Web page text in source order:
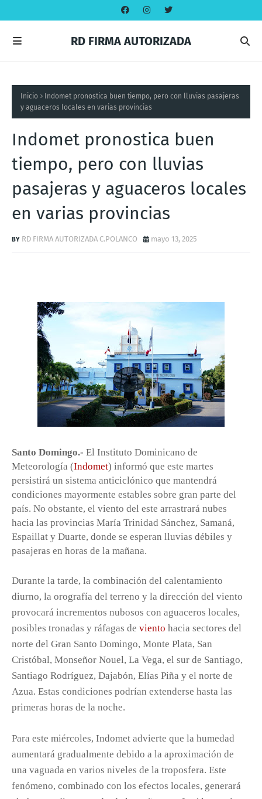
RD FIRMA AUTORIZADA
Inicio
Indomet pronostica buen tiempo, pero con lluvias pasajeras
y aguaceros locales en varias provincias
Indomet pronostica buen
tiempo, pero con lluvias
pasajeras y aguaceros locales
en varias provincias
RD FIRMA AUTORIZADA C.POLANCO mayo 13, 2025
Santo Domingo.- El Instituto Dominicano de
Meteorología (Indomet) informó que este martes
persistirá un sistema anticiclónico que mantendrá
condiciones mayormente estables sobre gran parte del
país. No obstante, el viento del este arrastrará nubes
hacia las provincias María Trinidad Sánchez, Samaná,
Espaillat y Duarte, donde se esperan lluvias débiles y
pasajeras en horas de la mañana.
Durante la tarde, la combinación del calentamiento
diurno, la orografía del terreno y la dirección del viento
provocará incrementos nubosos con aguaceros locales,
posibles tronadas y ráfagas de viento hacia sectores del
norte del Gran Santo Domingo, Monte Plata, San
Cristóbal, Monseñor Nouel, La Vega, el sur de Santiago,
Santiago Rodríguez, Dajabón, Elías Piña y el norte de
Azua. Estas condiciones podrían extenderse hasta las
primeras horas de la noche.
Para este miércoles, Indomet advierte que la humedad
aumentará gradualmente debido a la aproximación de
una vaguada en varios niveles de la troposfera. Este
fenómeno, combinado con los efectos locales, generará